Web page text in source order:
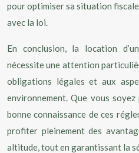
pour optimiser sa situation
avec la loi.
En conclusion, la location
nécessite une attention
obligations légales et aux
environnement. Que vous
bonne connaissance de ces
profiter pleinement des
altitude, tout en garantissant la